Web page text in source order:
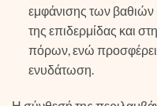
εμφάνισης των βαθιών
της επιδερμίδας και
πόρων, ενώ προσφέρει
ενυδάτωση.